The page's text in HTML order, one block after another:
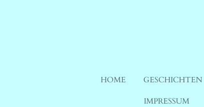
HOME GESCHICHTEN
IMPRESSUM